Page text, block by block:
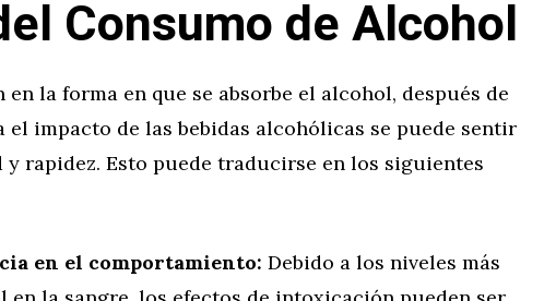
Consumo de Alcohol
la forma en que se absorbe el alcohol, después de
impacto de las bebidas alcohólicas se puede sentir
rapidez. Esto puede traducirse en los siguientes
en el comportamiento: Debido a los niveles más